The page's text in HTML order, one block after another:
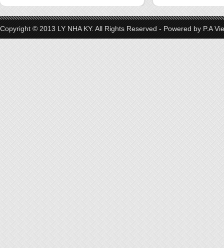
Copyright © 2013 LY NHA KY. All Rights Reserved - Powered by P.A